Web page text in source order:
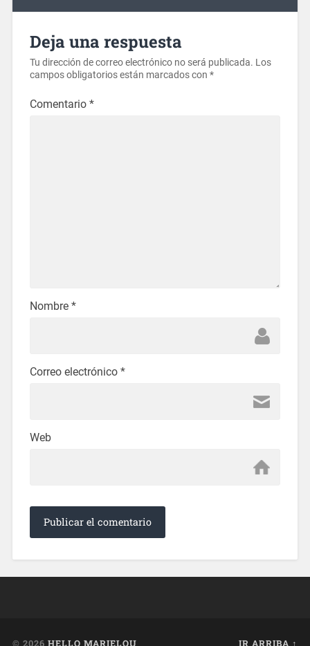
Deja una respuesta
Tu dirección de correo electrónico no será publicada. Los
campos obligatorios están marcados con *
Comentario *
Nombre *
Correo electrónico *
Web
© 2026 HELLO MARIELOU IR ARRIBA ↑